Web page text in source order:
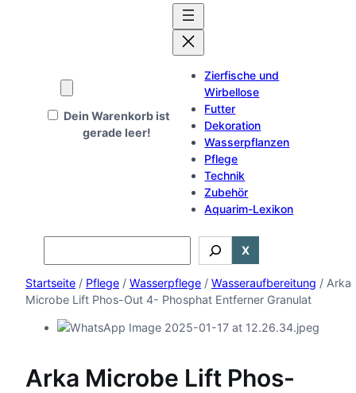
Dein Warenkorb ist
gerade leer!
Zierfische und
Wirbellose
Futter
Dekoration
Wasserpflanzen
Pflege
Technik
Zubehör
Aquarim-Lexikon
X
Startseite / Pflege / Wasserpflege / Wasseraufbereitung / Arka
Microbe Lift Phos-Out 4- Phosphat Entferner Granulat
Arka Microbe Lift Phos-